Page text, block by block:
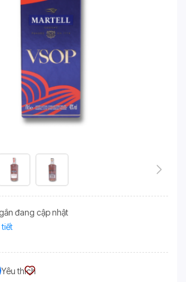
đang cập nhật
Yêu thích